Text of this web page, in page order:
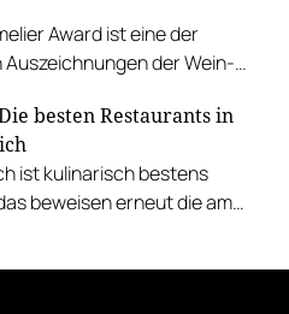
Award ist eine der
der Wein-
Jörg Unterrainer.
besten Restaurants in
ist kulinarisch bestens
beweisen erneut die am